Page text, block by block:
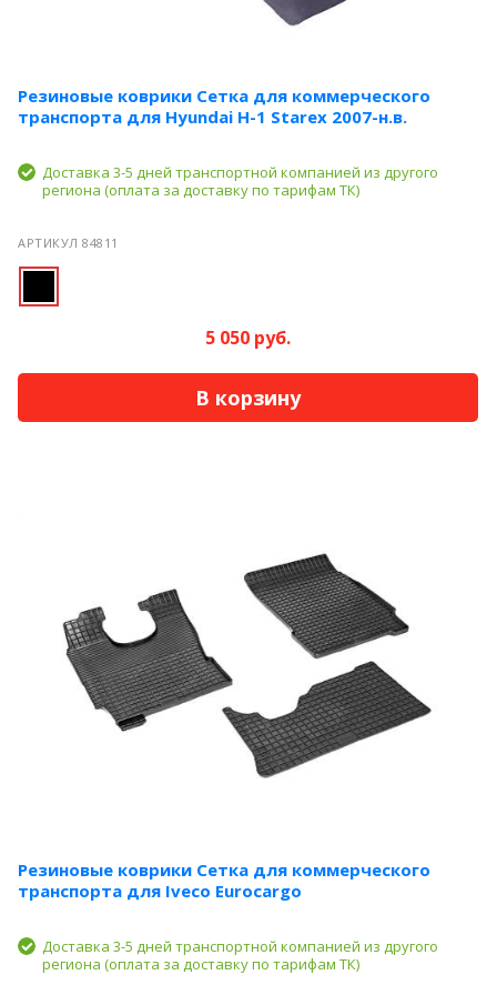
Резиновые коврики Сетка для коммерческого
транспорта для Hyundai H-1 Starex 2007-н.в.
Доставка 3-5 дней транспортной компанией из другого
региона (оплата за доставку по тарифам ТК)
АРТИКУЛ 84811
5 050 руб.
В корзину
Резиновые коврики Сетка для коммерческого
транспорта для Iveco Eurocargo
Доставка 3-5 дней транспортной компанией из другого
региона (оплата за доставку по тарифам ТК)